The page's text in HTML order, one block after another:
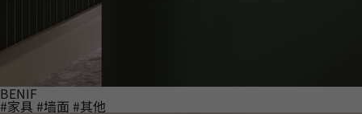
BENIF
#家具 #墙面 #其他